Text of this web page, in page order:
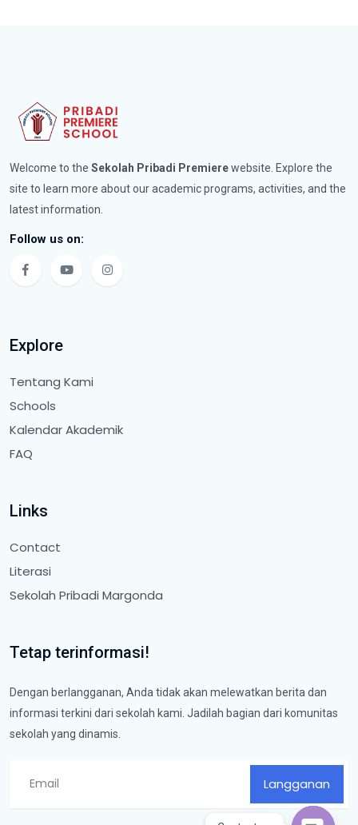
Welcome to the Sekolah Pribadi Premierewebsite. Explore the
site to learn more about our academic programs, activities, and the
latest information.
Follow us on:
Explore
Tentang Kami
Schools
Kalendar Akademik
FAQ
Links
Contact
Literasi
Sekolah Pribadi Margonda
Tetap terinformasi!
Dengan berlangganan, Anda tidak akan melewatkan berita dan
informasi terkini dari sekolah kami. Jadilah bagian dari komunitas
sekolah yang dinamis.
Langganan